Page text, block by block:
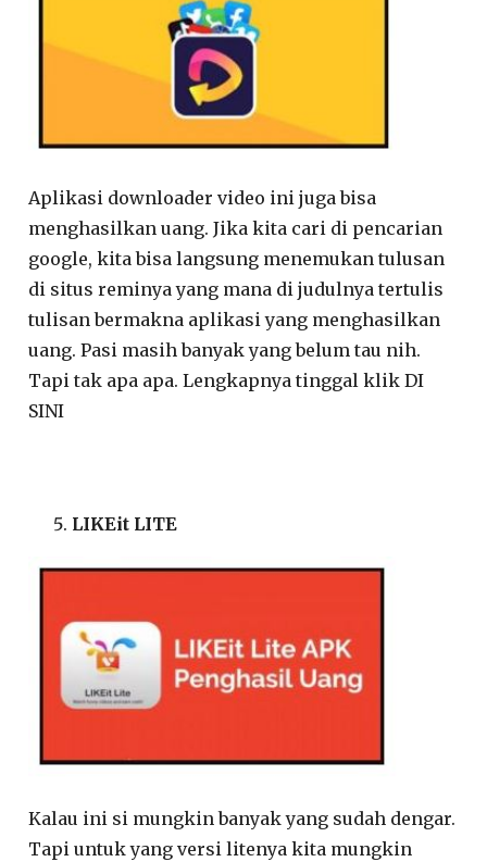
Aplikasi downloader video ini juga bisa
menghasilkan uang. Jika kita cari di pencarian
google, kita bisa langsung menemukan tulusan
di situs reminya yang mana di judulnya tertulis
tulisan bermakna aplikasi yang menghasilkan
uang. Pasi masih banyak yang belum tau nih.
Tapi tak apa apa. Lengkapnya tinggal klik DI
SINI
LIKEit LITE
Kalau ini si mungkin banyak yang sudah dengar.
Tapi untuk yang versi litenya kita mungkin